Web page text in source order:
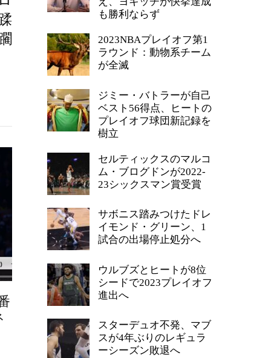
も勝利ならず
2023NBAプレイオフ第1
ラウンド：動物系チーム
が全滅
ジミー・バトラーが自己
ベスト56得点、ヒートの
プレイオフ球団新記録を
樹立
セルティックスのマルコ
ム・ブログドンが2022-
23シックスマン賞受賞
サボニス踏みつけたドレ
イモンド・グリーン、1
試合の出場停止処分へ
ウルブズとヒートが8位
シードで2023プレイオフ
進出へ
スターデュオ不発、マブ
スが4年ぶりのレギュラ
ーシーズン敗退へ